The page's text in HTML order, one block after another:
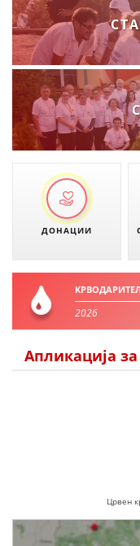
ДОНАЦИИ
2026
Апликација
Црвен